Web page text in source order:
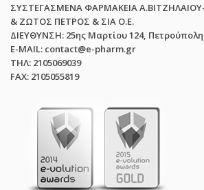
ΣΥΣΤΕΓΑΣΜΕΝΑ ΦΑΡΜΑΚΕΙΑ
& ΖΩΤΟΣ ΠΕΤΡΟΣ & ΣΙΑ Ο.Ε.
ΔΙΕΥΘΥΝΣΗ: 25ης Μαρτίου 124, Πετρούπολη
E-MAIL: contact@e-pharm.gr
ΤΗΛ: 2105069039
FAX: 2105055819